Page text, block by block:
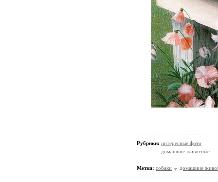
Рубрики: интересные фото
домашние животные
Метки: собаки домашние